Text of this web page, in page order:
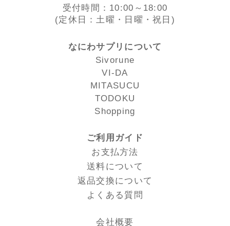
受付時間：10:00～18:00
(定休日：土曜・日曜・祝日)
なにわサプリについて
Sivorune
VI-DA
MITASUCU
TODOKU
Shopping
ご利用ガイド
お支払方法
送料について
返品交換について
よくある質問
会社概要